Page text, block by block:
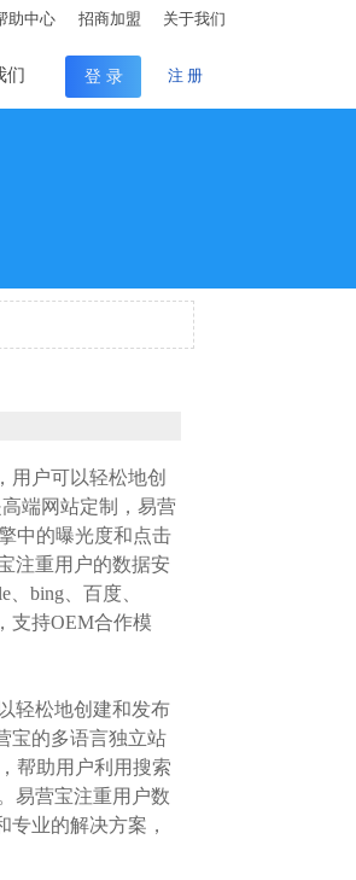
助中心 招商加盟 关于我们
们 登 录 注 册
用户可以轻松地创
端网站定制，易营
中的曝光度和点击
注重用户的数据安
bing、百度、
支持OEM合作模
轻松地创建和发布
宝的多语言独立站
帮助用户利用搜索
易营宝注重用户数
业的解决方案，